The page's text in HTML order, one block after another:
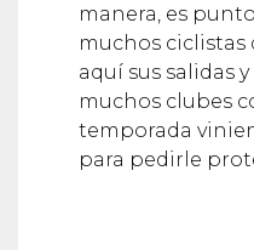
manera, es
muchos ciclistas
aquí sus salidas
muchos clubes
temporada
para pedirle